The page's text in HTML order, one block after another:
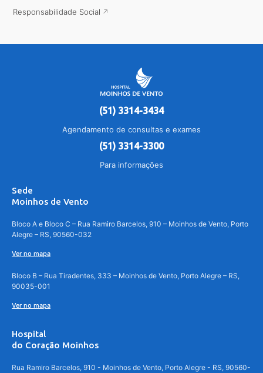
Responsabilidade Social
(51) 3314-3434
Agendamento de consultas e exames
(51) 3314-3300
Para informações
Sede
Moinhos de Vento
Bloco A e Bloco C – Rua Ramiro Barcelos, 910 – Moinhos de Vento, Porto
Alegre – RS, 90560-032
Ver no mapa
Bloco B – Rua Tiradentes, 333 – Moinhos de Vento, Porto Alegre – RS,
90035-001
Ver no mapa
Hospital
do Coração Moinhos
Rua Ramiro Barcelos, 910 - Moinhos de Vento, Porto Alegre - RS, 90560-